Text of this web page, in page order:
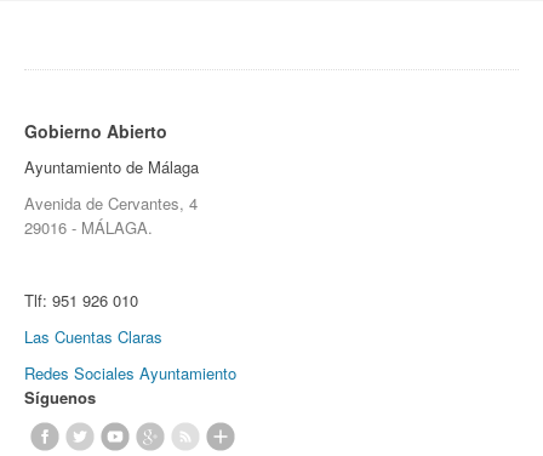
Gobierno Abierto
Ayuntamiento de Málaga
Avenida de Cervantes, 4
29016 - MÁLAGA.
Tlf: 951 926 010
Las Cuentas Claras
Redes Sociales Ayuntamiento
Síguenos